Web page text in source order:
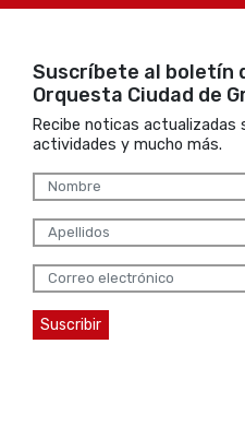
Suscríbete al boletín
Orquesta Ciudad de
Recibe noticas
actividades y mucho más.